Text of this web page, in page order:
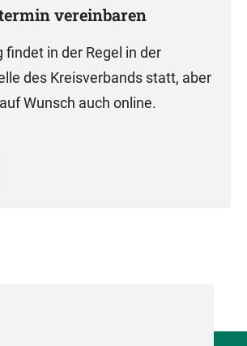
vereinbaren
findet in der Regel in der
des Kreisverbands statt, aber
Wunsch auch online.